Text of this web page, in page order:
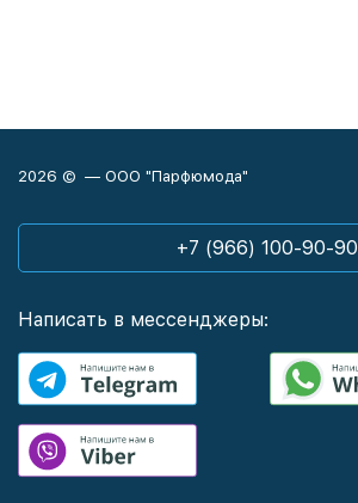
2026 © — ООО "Парфюмода"
+7 (966) 100-90-90
Написать в мессенджеры: